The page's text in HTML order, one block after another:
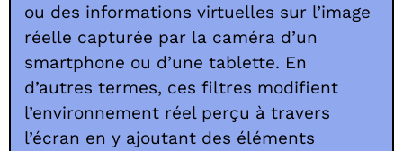
ou des informations virtuelles sur l’image
réelle capturée par la caméra d’un
smartphone ou d’une tablette. En
d’autres termes, ces filtres modifient
l’environnement réel perçu à travers
l’écran en y ajoutant des éléments